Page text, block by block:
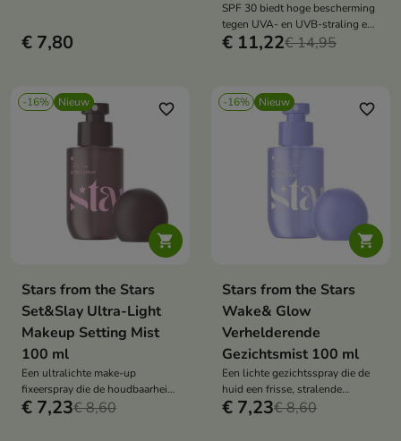
gevoelig is voor onzuiverheden.
€ 7,80
SPF 30 biedt hoge bescherming
tegen UVA- en UVB-straling en
ondersteunt de dagelijkse
zonnefilters kalmeert, hydrateert
en beschermt de huid tegen de
€ 11,22€ 14,95
-16% Nieuw

favorite_border
Stars from the Stars
Set&Slay Ultra-Light
Makeup Setting Mist
100 ml
Een ultralichte make-up
fixeerspray die de houdbaarheid
van make-up verlengt en de huid
€ 7,23€ 8,60
-16% Nieuw

favorite_border
Stars from the Stars
Wake& Glow
Verhelderende
Gezichtsmist 100 ml
Een lichte gezichtsspray die de
huid een frisse, stralende
uitstraling geeft en de
€ 7,23€ 8,60